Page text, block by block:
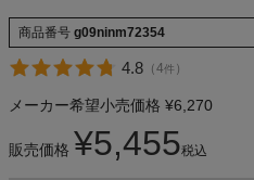
CHUMS
HOKA
もっと見る
商品番号 g09ninm72354
4.8 （4件 ）
メーカー希望小売価格 ¥6,270
販売価格 ¥5,455税込